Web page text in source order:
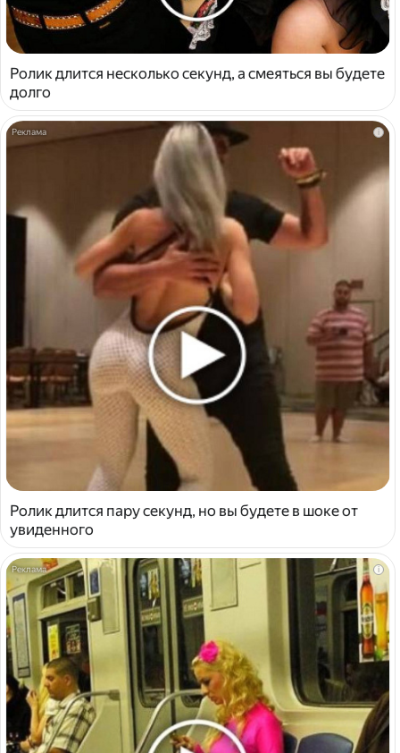
Ролик длится несколько секунд, а смеяться вы будете
долго
i
Ролик длится пару секунд, но вы будете в шоке от
увиденного
i